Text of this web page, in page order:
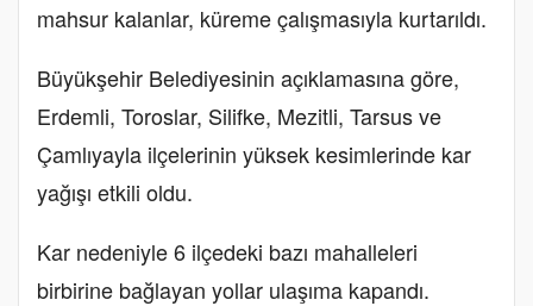
mahsur kalanlar, küreme çalışmasıyla kurtarıldı.
Büyükşehir Belediyesinin açıklamasına göre,
Erdemli, Toroslar, Silifke, Mezitli, Tarsus ve
Çamlıyayla ilçelerinin yüksek kesimlerinde kar
yağışı etkili oldu.
Kar nedeniyle 6 ilçedeki bazı mahalleleri
birbirine bağlayan yollar ulaşıma kapandı.